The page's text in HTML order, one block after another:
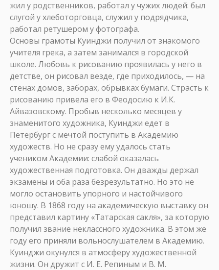
жил у родственников, работал у чужих людей: был
слугой у хлеботорговца, служил у подрядчика,
работал ретушером у фотографа.
Основы грамоты Куинджи получил от знакомого
учителя грека, а затем занимался в городской
школе. Любовь к рисованию проявилась у него в
детстве, он рисовал везде, где приходилось, — на
стенах домов, заборах, обрывках бумаги. Страсть к
рисованию привела его в Феодосию к И.К.
Айвазовскому. Пробыв несколько месяцев у
знаменитого художника, Куинджи едет в
Петербург с мечтой поступить в Академию
художеств. Но не сразу ему удалось стать
учеником Академии: слабой оказалась
художественная подготовка. Он дважды держал
экзамены и оба раза безрезультатно. Но это не
могло остановить упорного и настойчивого
юношу. В 1868 году на академическую выставку он
представил картину «Татарская сакля», за которую
получил звание неклассного художника. В этом же
году его приняли вольнослушателем в Академию.
Куинджи окунулся в атмосферу художественной
жизни. Он дружит с И. Е. Репиным и В. М.